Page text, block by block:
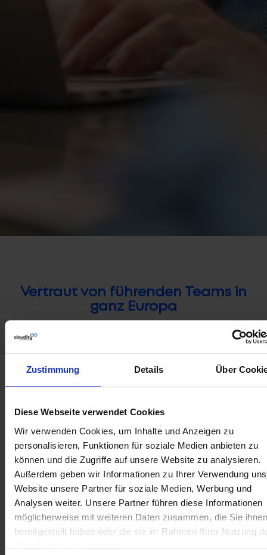
Zustimmung Details Über
Diese Webseite verwendet Cookies
Wir verwenden Cookies, um Inhalte und Anzeigen zu
personalisieren, Funktionen für soziale Medien anbieten zu
können und die Zugriffe auf unsere Website zu analysieren.
Außerdem geben wir Informationen zu Ihrer Verwendung
Website unsere Partner für soziale Medien, Werbung und
Analysen weiter. Unsere Partner führen diese Informationen
möglicherweise mit weiteren Daten zusammen, die Sie ihnen
bereitgestellt haben oder die sie im Rahmen Ihrer Nutzung
Vertraut von führenden Teams in
ganz Europa
Herausforderungen, diewir
Personalisierte
Angebote
liefern, die
die
Konversion
fördern
Ohne eine
Ein nahtloses
und
konsistentes
Omnichannel-
Erlebnis
schaffen
Kunden erwarten